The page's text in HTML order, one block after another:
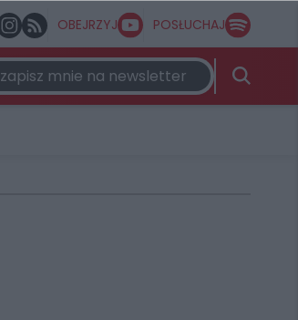
OBEJRZYJ POSŁUCHAJ
zapisz mnie na newsletter